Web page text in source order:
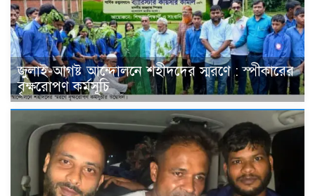
জুলাই-আগষ্ট আন্দোলনে শহীদদের স্মরণে : স্পীকারের
বৃক্ষরোপণ কর্মসূচি